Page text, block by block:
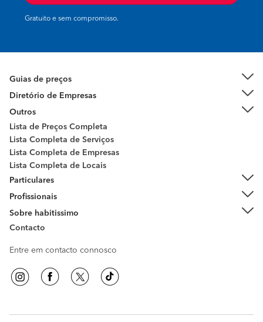
Gratuito e sem compromisso.
Guias de preços
Diretório de Empresas
Outros
Lista de Preços Completa
Lista Completa de Serviços
Lista Completa de Empresas
Lista Completa de Locais
Particulares
Profissionais
Sobre habitissimo
Contacto
Entre em contacto connosco